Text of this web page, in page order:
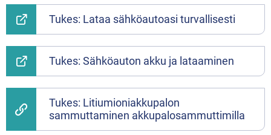
Tukes: Lataa sähköautoasi turvallisesti
Tukes: Sähköauton akku ja lataaminen
Tukes: Litiumioniakkupalon
sammuttaminen akkupalosammuttimilla